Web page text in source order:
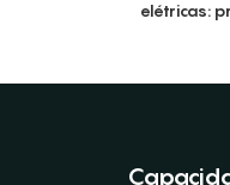
elétricas: